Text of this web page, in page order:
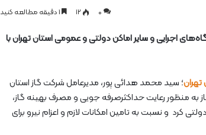
0 ۱۲
اجرایی و سایر اماکن دولتی و عمومی استان تهران با
؛ سید محمد هدائی پور، مدیرعامل شرکت گاز استان
به منظور رعایت حداکثرصرفه جویی و مصرف بهینه گاز،
کرد و نسبت به تامین امکانات لازم و اعزام نیرو برای